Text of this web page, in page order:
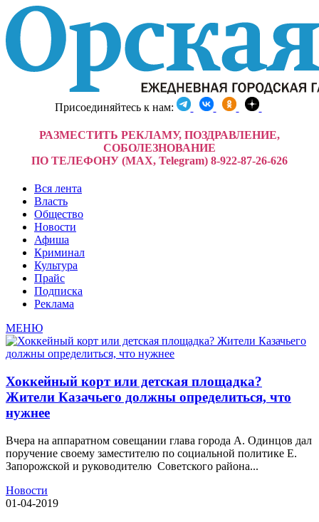
Присоединяйтесь к нам:
РАЗМЕСТИТЬ РЕКЛАМУ, ПОЗДРАВЛЕНИЕ,
СОБОЛЕЗНОВАНИЕ
ПО ТЕЛЕФОНУ (MAX, Telegram) 8-922-87-26-626
Вся лента
Власть
Общество
Новости
Афиша
Криминал
Культура
Прайс
Подписка
Реклама
МЕНЮ
Хоккейный корт или детская площадка?
Жители Казачьего должны определиться, что
нужнее
Вчера на аппаратном совещании глава города А. Одинцов дал
поручение своему заместителю по социальной политике Е.
Запорожской и руководителю Советского района...
Новости
01-04-2019